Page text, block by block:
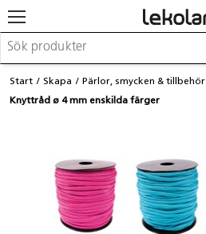
Möbler & inredning
Lekplatsutrustning & utemiljö
Skolförbrukning & kontorsmaterial
Logga in / Registrera dig
Start Skapa Pärlor, smycken & tillbehör
Knyttråd ø 4 mm enskilda färger